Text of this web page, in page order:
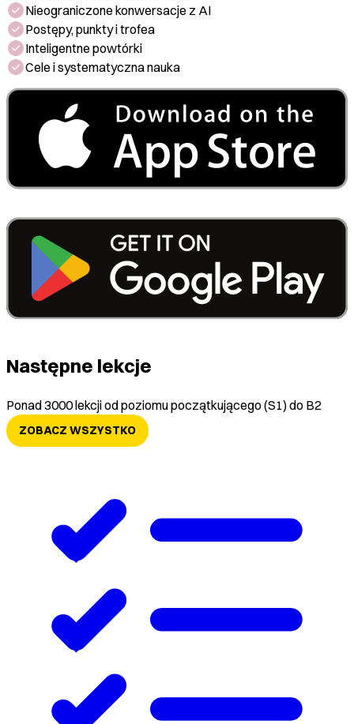
Nieograniczone konwersacje z AI
Postępy, punkty i trofea
Inteligentne powtórki
Cele i systematyczna nauka
Następne lekcje
Ponad 3000 lekcji od poziomu początkującego (S1) do B2
ZOBACZ WSZYSTKO